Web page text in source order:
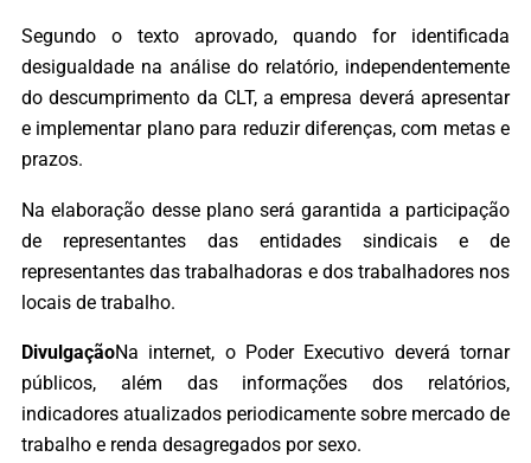
Segundo o texto aprovado, quando for identificada
desigualdade na análise do relatório, independentemente
do descumprimento da CLT, a empresa deverá apresentar
e implementar plano para reduzir diferenças, com metas e
prazos.
Na elaboração desse plano será garantida a participação
de representantes das entidades sindicais e de
representantes das trabalhadoras e dos trabalhadores nos
locais de trabalho.
DivulgaçãoNa internet, o Poder Executivo deverá tornar
públicos, além das informações dos relatórios,
indicadores atualizados periodicamente sobre mercado de
trabalho e renda desagregados por sexo.